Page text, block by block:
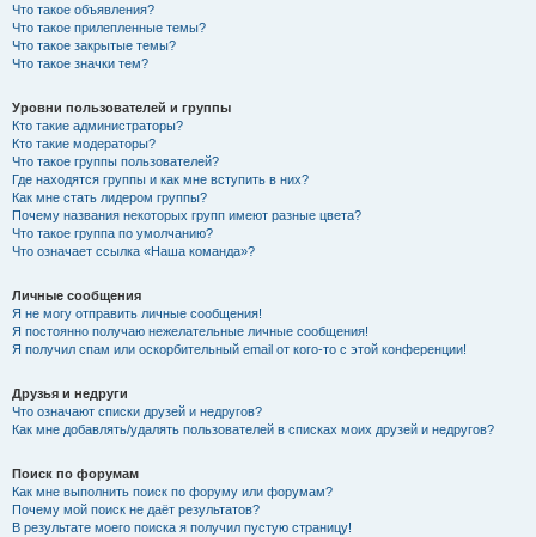
Что такое объявления?
Что такое прилепленные темы?
Что такое закрытые темы?
Что такое значки тем?
Уровни пользователей и группы
Кто такие администраторы?
Кто такие модераторы?
Что такое группы пользователей?
Где находятся группы и как мне вступить в них?
Как мне стать лидером группы?
Почему названия некоторых групп имеют разные цвета?
Что такое группа по умолчанию?
Что означает ссылка «Наша команда»?
Личные сообщения
Я не могу отправить личные сообщения!
Я постоянно получаю нежелательные личные сообщения!
Я получил спам или оскорбительный email от кого-то с этой конференции!
Друзья и недруги
Что означают списки друзей и недругов?
Как мне добавлять/удалять пользователей в списках моих друзей и недругов?
Поиск по форумам
Как мне выполнить поиск по форуму или форумам?
Почему мой поиск не даёт результатов?
В результате моего поиска я получил пустую страницу!